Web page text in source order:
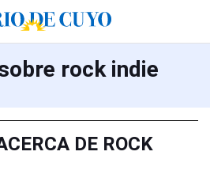
rock indie
DE ROCK